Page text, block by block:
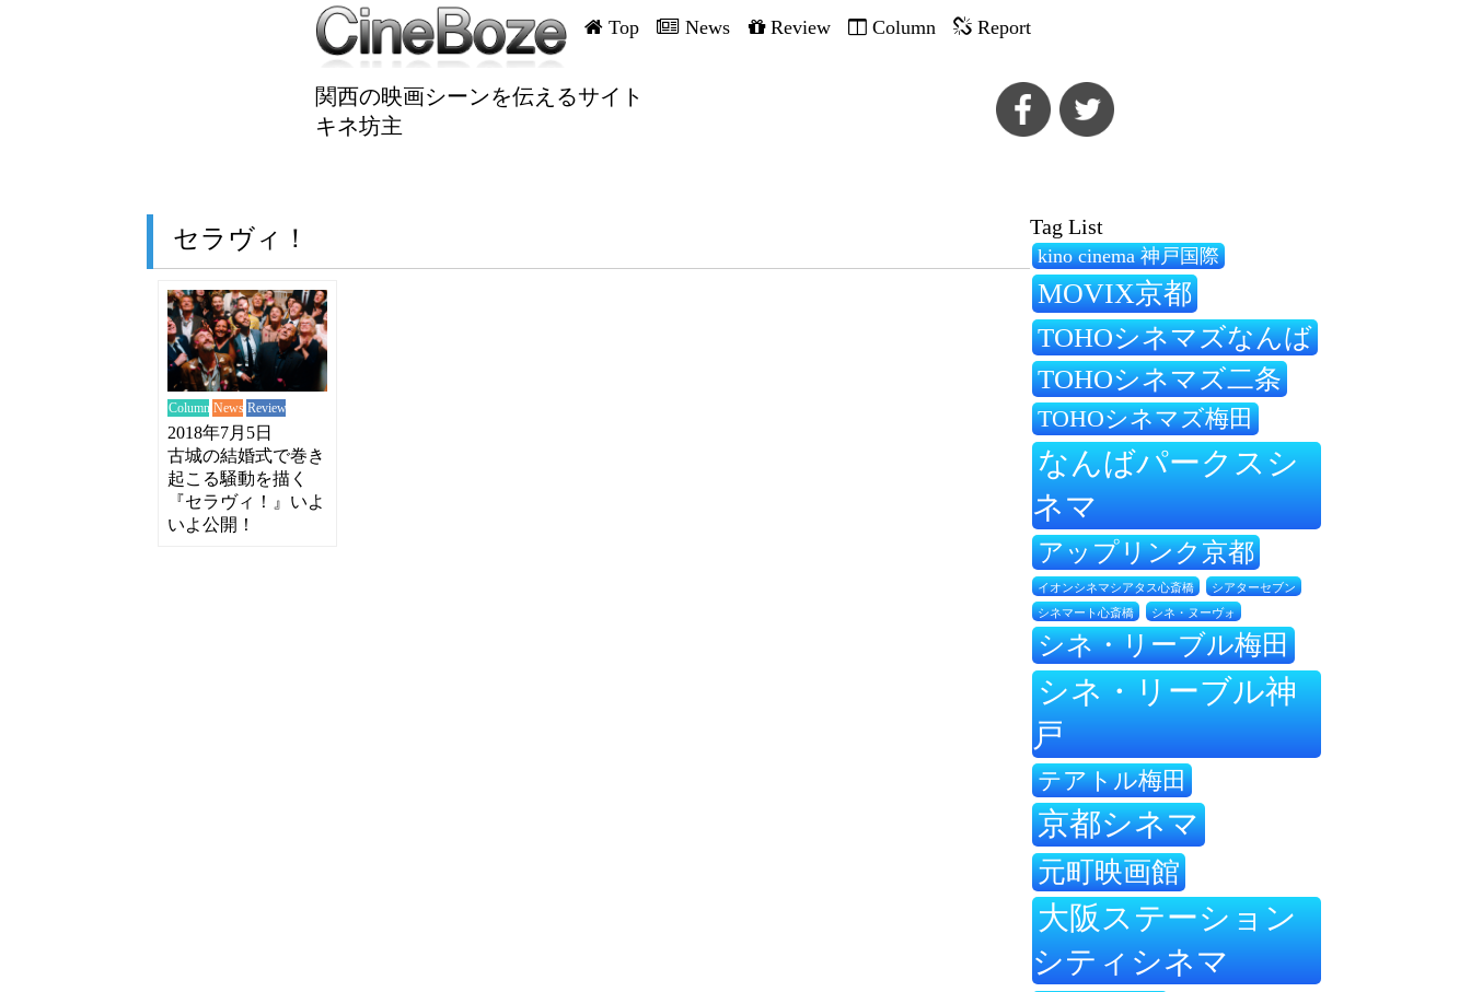
Top News Review Column Report
関西の映画シーンを伝えるサイト
キネ坊主
セラヴィ！
Column News Review
2018年7月5日
古城の結婚式で巻き
起こる騒動を描く
『セラヴィ！』いよ
いよ公開！
Tag List
kino cinema 神戸国際
MOVIX京都
TOHOシネマズなんば
TOHOシネマズ二条
TOHOシネマズ梅田
なんばパークスシ
ネマ
アップリンク京都
イオンシネマシアタス心斎橋 シアターセブン
シネマート心斎橋 シネ・ヌーヴォ
シネ・リーブル梅田
シネ・リーブル神
戸
テアトル梅田
京都シネマ
元町映画館
大阪ステーション
シティシネマ